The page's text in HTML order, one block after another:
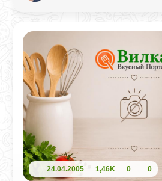
контраст.
24.04.2005 1,46K 0 0